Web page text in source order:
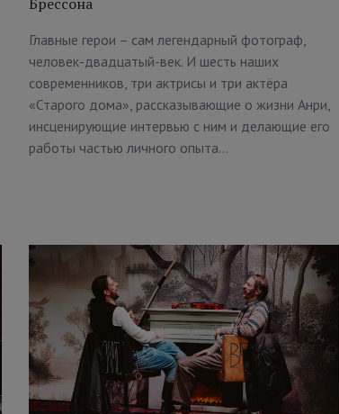
Главные герои – сам легендарный фотограф,
человек-двадцатый-век. И шесть наших
современников, три актрисы и три актёра
«Старого дома», рассказывающие о жизни Анри,
инсценирующие интервью с ним и делающие его
работы частью личного опыта…